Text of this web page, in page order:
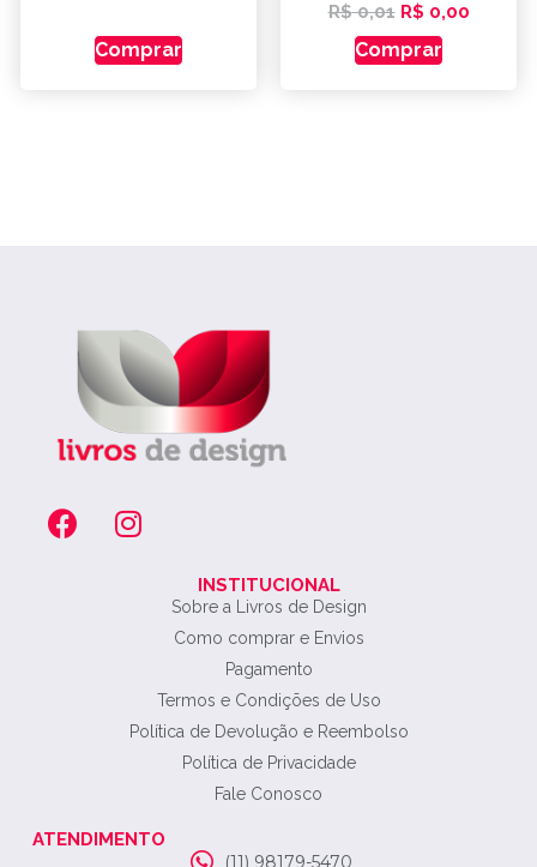
Comprar
R$0,01 R$ 0,00
Comprar
INSTITUCIONAL
Sobre a Livros de Design
Como comprar e Envios
Pagamento
Termos e Condições de Uso
Política de Devolução e Reembolso
Política de Privacidade
Fale Conosco
ATENDIMENTO
(11) 98179-5470